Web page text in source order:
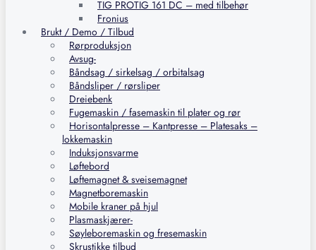
TIG PROTIG 161 DC – med tilbehør
Fronius
Brukt / Demo / Tilbud
Rørproduksjon
Avsug-
Båndsag / sirkelsag / orbitalsag
Båndsliper / rørsliper
Dreiebenk
Fugemaskin / fasemaskin til plater og rør
Horisontalpresse – Kantpresse – Platesaks –
lokkemaskin
Induksjonsvarme
Løftebord
Løftemagnet & sveisemagnet
Magnetboremaskin
Mobile kraner på hjul
Plasmaskjærer-
Søyleboremaskin og fresemaskin
Skrustikke tilbud